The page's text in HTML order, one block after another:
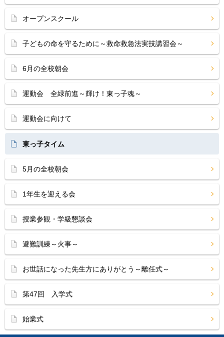
オープンスクール
子どもの命を守るために～救命救急法実技講習会～
6月の全校朝会
運動会 全緑前進～輝け！東っ子魂～
運動会に向けて
東っ子タイム
5月の全校朝会
1年生を迎える会
授業参観・学級懇談会
避難訓練～火事～
お世話になった先生方にありがとう～離任式～
第47回 入学式
始業式